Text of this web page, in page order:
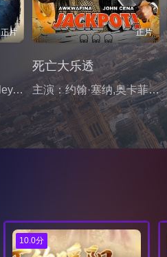
正片
主演：乔·科马拉,Ashley,Hargrove,Darren,Ewing,扎卡里·瓦斯克斯,詹姆斯·杜瓦尔,罗伯特·拉萨多,艾娃·康纳利,Daniel,Emery,Taylor,温·赖克特,亚历克西斯·巴卡,Nicole,Butler,肖恩,C.菲利普斯,格雷森·索恩·基尔帕特里克,Michael,Mau,凯文·达菲
正片
死亡大乐透
主演：约翰·塞纳,奥卡菲娜,刘思慕,西恩·威廉·斯科特,Michael,Hitchcock,艾登·梅耶里,贝琦·安·贝克,亚当·雷,莱斯利·大卫·贝克,凡妮莎卡特,多莉·德莱昂,Murray,Hill,山姆·阿斯加里,泰勒·奥特加,切尔西·霍姆斯,Cassidy,Kahler,阿尔特·纽柯克,Andzelika,Bobrova,艾迪·达文波特,唐纳德·伊莱斯·沃特金斯
10.0分